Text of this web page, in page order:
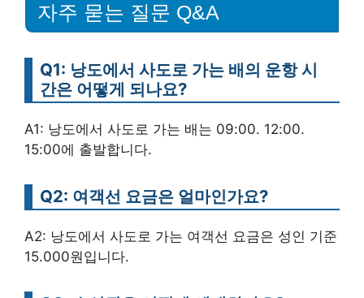
자주 묻는 질문 Q&A
Q1: 낭도에서 사도로 가는 배의 운항 시
간은 어떻게 되나요?
A1: 낭도에서 사도로 가는 배는 09:00. 12:00.
15:00에 출발합니다.
Q2: 여객선 요금은 얼마인가요?
A2: 낭도에서 사도로 가는 여객선 요금은 성인 기준
15.000원입니다.